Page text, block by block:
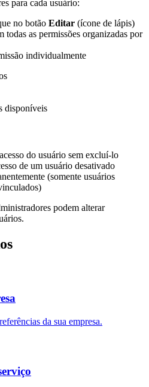
para cada usuário:
no botão Editar (ícone de lápis)
todas as permissões organizadas por
individualmente
disponíveis
do usuário sem excluí-lo
de um usuário desativado
(somente usuários
podem alterar
da sua empresa.